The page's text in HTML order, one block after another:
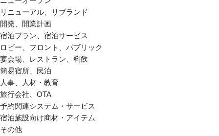
リニューアル、リブランド
開発、開業計画
宿泊プラン、宿泊サービス
ロビー、フロント、パブリック
宴会場、レストラン、料飲
簡易宿所、民泊
人事、人材・教育
旅行会社、OTA
予約関連システム・サービス
宿泊施設向け商材・アイテム
その他